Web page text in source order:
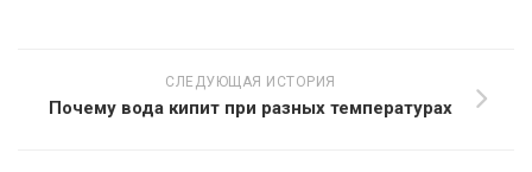
СЛЕДУЮЩАЯ ИСТОРИЯ
Почему вода кипит при разных температурах